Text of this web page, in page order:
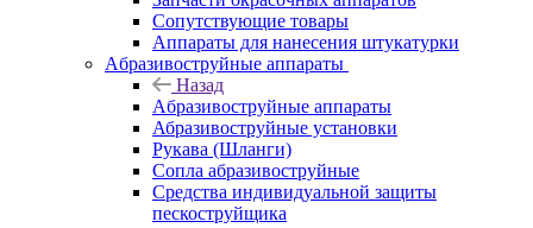
Сопутствующие товары
Аппараты для нанесения штукатурки
Aбразивоструйные аппараты
Назад
Aбразивоструйные аппараты
Абразивоструйные установки
Рукава (Шланги)
Сопла абразивоструйные
Средства индивидуальной защиты
пескоструйщика